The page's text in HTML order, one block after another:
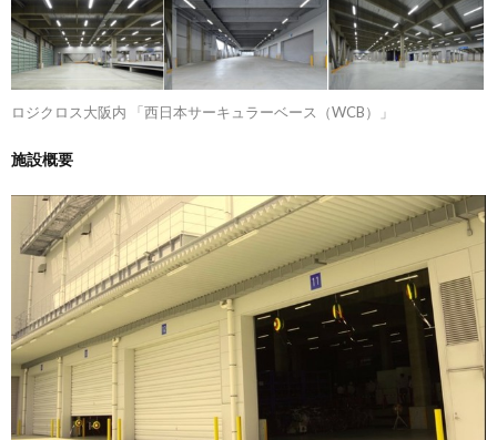
ロジクロス大阪内 「西日本サーキュラーベース（WCB）」
施設概要